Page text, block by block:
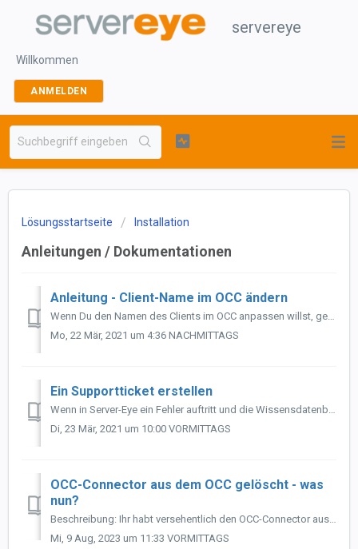
servereye
Willkommen
ANMELDEN
Lösungsstartseite Installation
Anleitungen / Dokumentationen
Anleitung - Client-Name im OCC ändern
Wenn Du den Namen des Clients im OCC anpassen willst, gehe wie folgt vor: Gehe zum Client Wähle "Editieren" aus Bearbeite den Namen wie gew...
Mo, 22 Mär, 2021 um 4:36 NACHMITTAGS
Ein Supportticket erstellen
Wenn in Server-Eye ein Fehler auftritt und die Wissensdatenbank keine Antwort bringt, dann ist der nächste Schritt häufig, den Support zu kontaktieren. W...
Di, 23 Mär, 2021 um 10:00 VORMITTAGS
OCC-Connector aus dem OCC gelöscht - was
nun?
Beschreibung: Ihr habt versehentlich den OCC-Connector aus Eurem OCC gelöscht. Der OCC-Connector und alle darunter hängenden Sensorhubs sind jetzt weg. ...
Mi, 9 Aug, 2023 um 11:33 VORMITTAGS